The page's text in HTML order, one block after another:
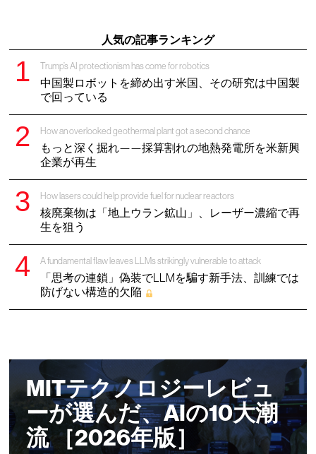
人気の記事ランキング
Trump’s AI protectionism has come for robotics
中国製ロボットを締め出す米国、その研究は中国製
で回っている
How an overlooked geothermal plant got a second chance
もっと深く掘れ——採算割れの地熱発電所を米新興
企業が再生
How lasers could help provide fuel for nuclear reactors
核廃棄物は「地上ウラン鉱山」、レーザー濃縮で再
生を狙う
A fundamental flaw leaves LLMs strikingly vulnerable to attack
「思考の連鎖」偽装でLLMを騙す新手法、訓練では
防げない構造的欠陥
MITテクノロジーレビュ
ーが選んだ、AIの10大潮
流 ［2026年版］